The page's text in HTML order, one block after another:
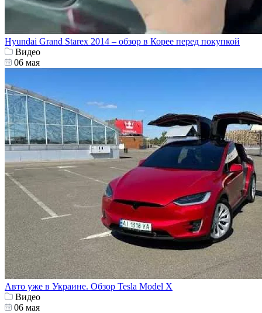
Hyundai Grand Starex 2014 – обзор в Корее перед покупкой
Видео
06 мая
Авто уже в Украине. Обзор Tesla Model X
Видео
06 мая